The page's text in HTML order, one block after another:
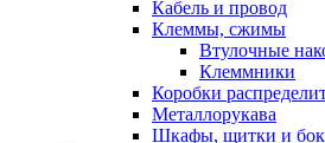
Кабель и провод
Клеммы, сжимы
Втулочные
Клеммники
Коробки
Металлорукава
Шкафы, щитки и